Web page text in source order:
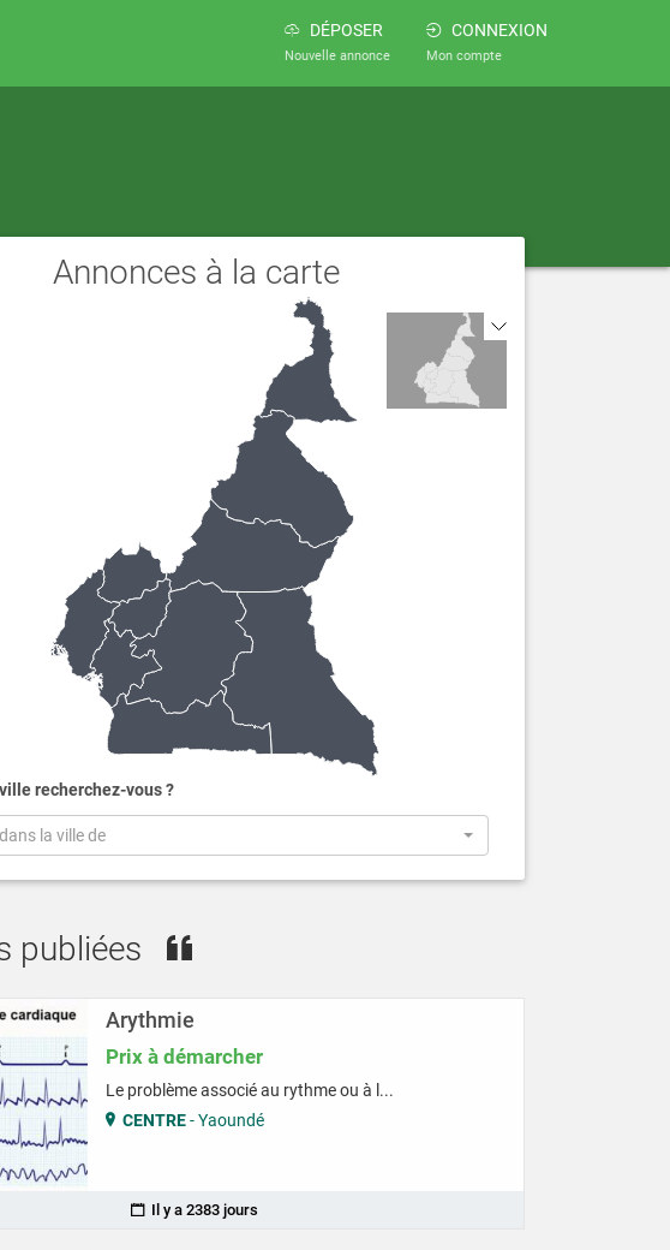
DÉPOSER
Nouvelle annonce
CONNEXION
Mon compte
Annonces à la carte
recherchez-vous ?
la ville de
publiées
Arythmie
Prix à démarcher
Le problème associé au rythme ou à l...
CENTRE- Yaoundé
Il y a 2383 jours